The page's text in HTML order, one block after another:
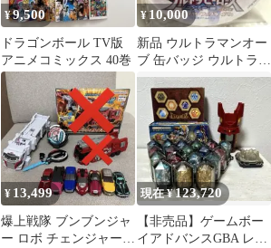
¥9,500
ドラゴンボール TV版
アニメコミックス 40巻
¥ 10,000
新品 ウルトラマンオー
ブ 缶バッジ ウルトラヒ
ーローズEXPO2017 希
少商品
¥ 13,499
爆上戦隊 ブンブンジャ
ー ロボ チェンジャー
現在 ¥123,720
【非売品】ゲームボー
イアドバンスGBA レジ